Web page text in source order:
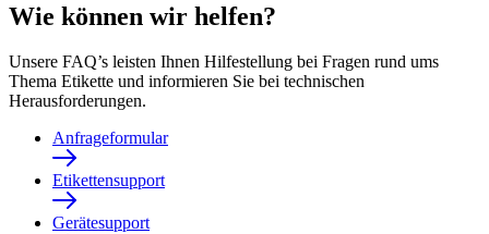
Wie können wir helfen?
Unsere FAQ’s leisten Ihnen Hilfestellung bei Fragen rund ums
Thema Etikette und informieren Sie bei technischen
Herausforderungen.
Anfrageformular
Etikettensupport
Gerätesupport